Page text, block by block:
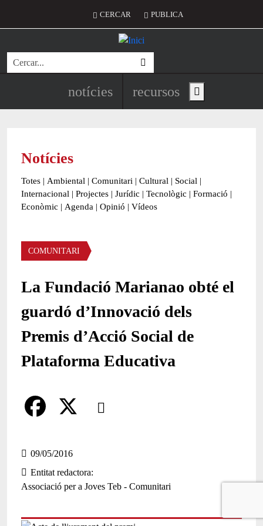
Menú del compte d'usuari
CERCAR PUBLICA
Cerca
Navegació principal de
notícies recursos Show main menu
Notícies
Totes | Ambiental | Comunitari | Cultural | Social |
Internacional | Projectes | Jurídic | Tecnològic | Formació |
Econòmic | Agenda | Opinió | Vídeos
Àmbit de la notícia
COMUNITARI
La Fundació Marianao obté el
guardó d’Innovació dels
Premis d’Acció Social de
Plataforma Educativa
Comparteix
a
c
b
09/05/2016
Entitat redactora
Associació per a Joves Teb - Comunitari